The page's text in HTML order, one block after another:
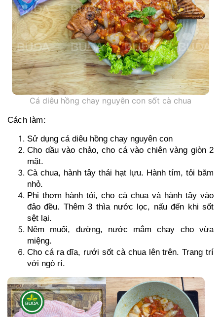
Cá diêu hồng chay nguyên con sốt cà chua
Cách làm:
Sử dụng cá diêu hồng chay nguyên con
Cho dầu vào chảo, cho cá vào chiên vàng giòn 2
mặt.
Cà chua, hành tây thái hạt lựu. Hành tím, tỏi băm
nhỏ.
Phi thơm hành tỏi, cho cà chua và hành tây vào
đảo đều. Thêm 3 thìa nước lọc, nấu đến khi sốt
sệt lại.
Nêm muối, đường, nước mắm chay cho vừa
miệng.
Cho cá ra dĩa, rưới sốt cà chua lên trên. Trang trí
với ngò rí.